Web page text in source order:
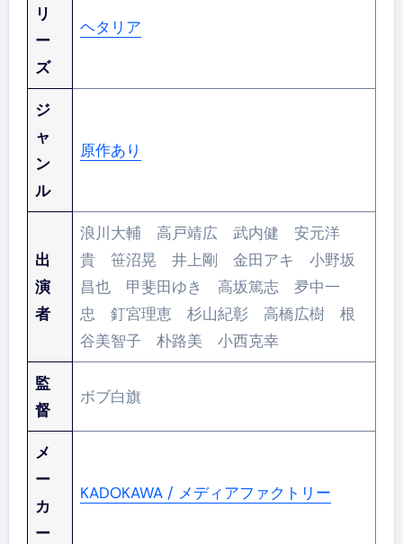
リ
ー
ズ
ヘタリア
ジ
ャ
ン
ル
原作あり
出
演
者
浪川大輔 高戸靖広 武内健 安元洋
貴 笹沼晃 井上剛 金田アキ 小野坂
昌也 甲斐田ゆき 高坂篤志 夛中一
忠 釘宮理恵 杉山紀彰 高橋広樹 根
谷美智子 朴路美 小西克幸
監
督
ボブ白旗
メ
ー
カ
ー
KADOKAWA / メディアファクトリー